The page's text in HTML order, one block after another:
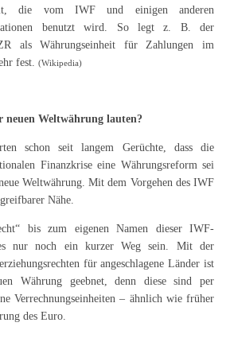
die vom IWF und einigen anderen
benutzt wird. So legt z. B. der
als Währungseinheit für Zahlungen im
fest. (Wikipedia)
neuen Weltwährung lauten?
schon seit langem Gerüchte, dass die
Finanzkrise eine Währungsreform sei
Weltwährung. Mit dem Vorgehen des IWF
Nähe.
bis zum eigenen Namen dieser IWF-
nur noch ein kurzer Weg sein. Mit der
für angeschlagene Länder ist
Währung geebnet, denn diese sind per
Verrechnungseinheiten – ähnlich wie früher
des Euro.